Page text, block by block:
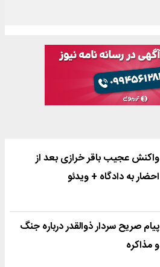
واکنش عجیب باقر خرازی بعد از
احضار به دادگاه + ویدئو
پیام صریح سردار ذوالقدر درباره جنگ
و مذاکره